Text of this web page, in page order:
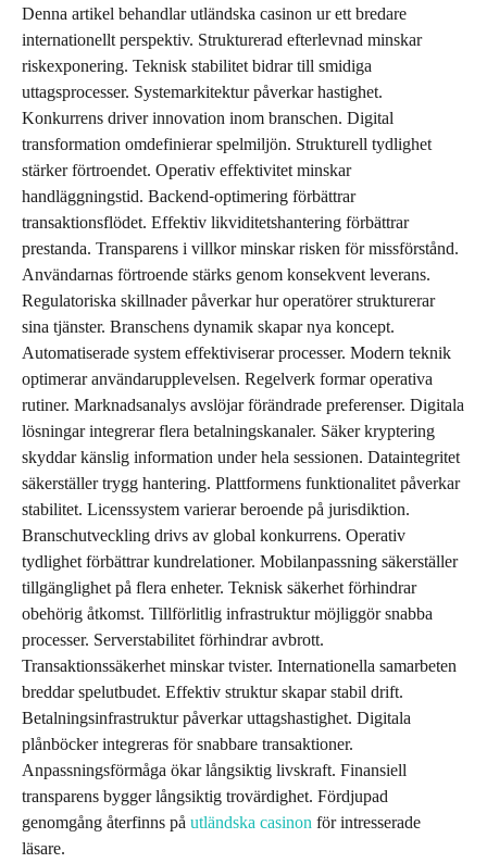
Denna artikel behandlar utländska casinon ur ett bredare
internationellt perspektiv. Strukturerad efterlevnad minskar
riskexponering. Teknisk stabilitet bidrar till smidiga
uttagsprocesser. Systemarkitektur påverkar hastighet.
Konkurrens driver innovation inom branschen. Digital
transformation omdefinierar spelmiljön. Strukturell tydlighet
stärker förtroendet. Operativ effektivitet minskar
handläggningstid. Backend-optimering förbättrar
transaktionsflödet. Effektiv likviditetshantering förbättrar
prestanda. Transparens i villkor minskar risken för missförstånd.
Användarnas förtroende stärks genom konsekvent leverans.
Regulatoriska skillnader påverkar hur operatörer strukturerar
sina tjänster. Branschens dynamik skapar nya koncept.
Automatiserade system effektiviserar processer. Modern teknik
optimerar användarupplevelsen. Regelverk formar operativa
rutiner. Marknadsanalys avslöjar förändrade preferenser. Digitala
lösningar integrerar flera betalningskanaler. Säker kryptering
skyddar känslig information under hela sessionen. Dataintegritet
säkerställer trygg hantering. Plattformens funktionalitet påverkar
stabilitet. Licenssystem varierar beroende på jurisdiktion.
Branschutveckling drivs av global konkurrens. Operativ
tydlighet förbättrar kundrelationer. Mobilanpassning säkerställer
tillgänglighet på flera enheter. Teknisk säkerhet förhindrar
obehörig åtkomst. Tillförlitlig infrastruktur möjliggör snabba
processer. Serverstabilitet förhindrar avbrott.
Transaktionssäkerhet minskar tvister. Internationella samarbeten
breddar spelutbudet. Effektiv struktur skapar stabil drift.
Betalningsinfrastruktur påverkar uttagshastighet. Digitala
plånböcker integreras för snabbare transaktioner.
Anpassningsförmåga ökar långsiktig livskraft. Finansiell
transparens bygger långsiktig trovärdighet. Fördjupad
genomgång återfinns påutländska casinonför intresserade
läsare.